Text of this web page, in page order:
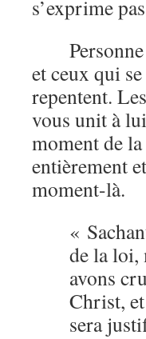
s’exprime
et ceux qui
repentent.
vous unit à
moment de
entièrement
moment-là.
«
de la loi,
avons
Christ,
sera